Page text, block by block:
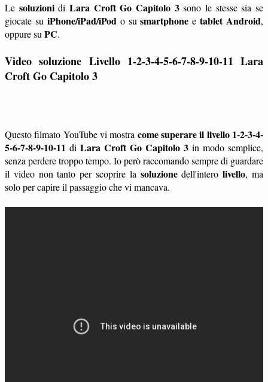
Le soluzionidiLara Croft Go Capitolo 3sono le stesse sia se
giocate su iPhone/iPad/iPod o susmartphone etablet Android,
oppure su PC.
Video soluzione Livello 1-2-3-4-5-6-7-8-9-10-11 Lara
Croft Go Capitolo 3
Questo filmato YouTube vi mostra come superare il livello 1-2-3-4-
5-6-7-8-9-10-11 di Lara Croft Go Capitolo 3 in modo semplice,
senza perdere troppo tempo. Io però raccomando sempre di guardare
il video non tanto per scoprire la soluzionedell'interolivello, ma
solo per capire il passaggio che vi mancava.